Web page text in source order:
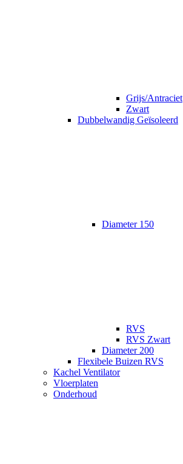
Grijs/Antraciet
Zwart
Dubbelwandig Geïsoleerd
Diameter 150
RVS
RVS Zwart
Diameter 200
Flexibele Buizen RVS
Kachel Ventilator
Vloerplaten
Onderhoud